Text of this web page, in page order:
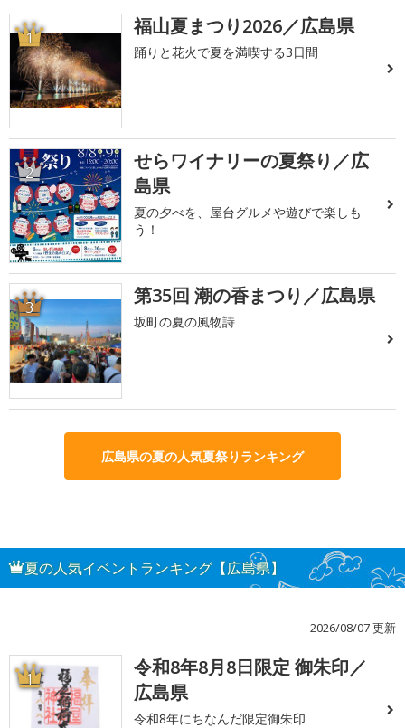
1 福山夏まつり2026／広島県
踊りと花火で夏を満喫する3日間
2
せらワイナリーの夏祭り／広
島県
夏の夕べを、屋台グルメや遊びで楽しも
う！
3 第35回 潮の香まつり／広島県
坂町の夏の風物詩
広島県の夏の人気夏祭りランキング
夏の人気イベントランキング【広島県】
2026/08/07 更新
1
令和8年8月8日限定 御朱印／
広島県
令和8年にちなんだ限定御朱印